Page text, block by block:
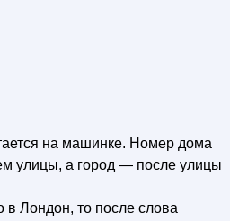
на машинке. Номер дома
улицы, а город — после улицы
в Лондон, то после слова